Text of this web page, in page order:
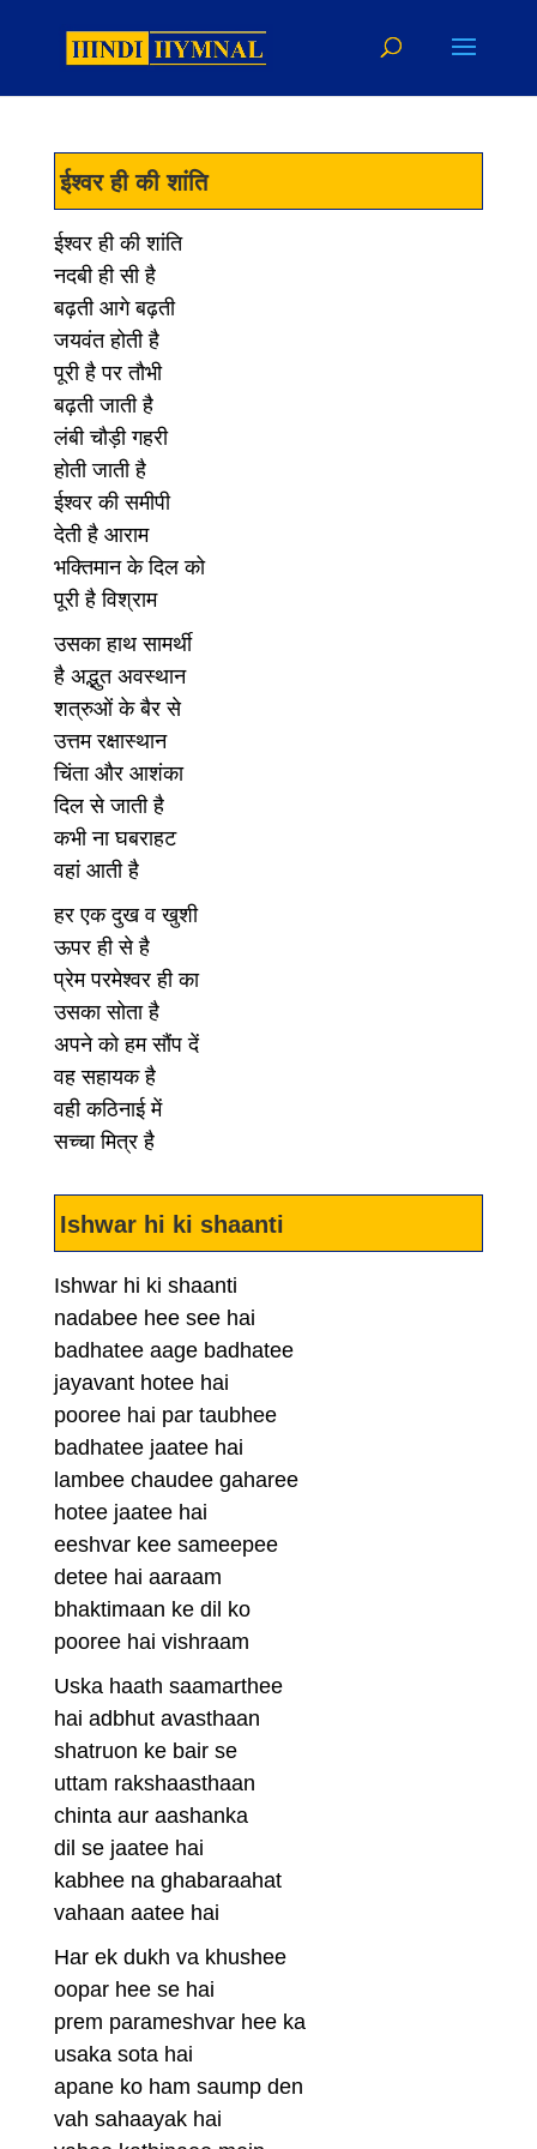
ईश्वर ही की शांति
ईश्वर ही की शांति
नदबी ही सी है
बढ़ती आगे बढ़ती
जयवंत होती है
पूरी है पर तौभी
बढ़ती जाती है
लंबी चौड़ी गहरी
होती जाती है
ईश्वर की समीपी
देती है आराम
भक्तिमान के दिल को
पूरी है विश्राम
उसका हाथ सामर्थी
है अद्भुत अवस्थान
शत्रुओं के बैर से
उत्तम रक्षास्थान
चिंता और आशंका
दिल से जाती है
कभी ना घबराहट
वहां आती है
हर एक दुख व खुशी
ऊपर ही से है
प्रेम परमेश्वर ही का
उसका सोता है
अपने को हम सौंप दें
वह सहायक है
वही कठिनाई में
सच्चा मित्र है
Ishwar hi ki shaanti
Ishwar hi ki shaanti
nadabee hee see hai
badhatee aage badhatee
jayavant hotee hai
pooree hai par taubhee
badhatee jaatee hai
lambee chaudee gaharee
hotee jaatee hai
eeshvar kee sameepee
detee hai aaraam
bhaktimaan ke dil ko
pooree hai vishraam
Uska haath saamarthee
hai adbhut avasthaan
shatruon ke bair se
uttam rakshaasthaan
chinta aur aashanka
dil se jaatee hai
kabhee na ghabaraahat
vahaan aatee hai
Har ek dukh va khushee
oopar hee se hai
prem parameshvar hee ka
usaka sota hai
apane ko ham saump den
vah sahaayak hai